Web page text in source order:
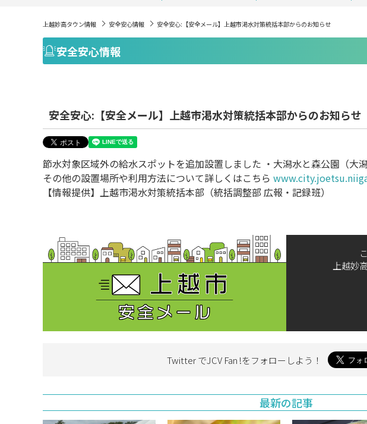
上越妙高タウン情報 安全安心情報 安全安心:【安全メール】上越市渇水対策統括本部からのお知らせ
安全安心情報
安全安心:【安全メール】上越市渇水対策統括本部からのお知らせ
節水対象区域外の給水スポットを追加設置しました ・大潟水と森公園（大潟
その他の設置場所や利用方法について詳しくはこちら
【情報提供】上越市渇水対策統括本部（統括調整部 広報・記録班）
上越妙
Twitter でJCV Fan !をフォローしよう！
最新の記事